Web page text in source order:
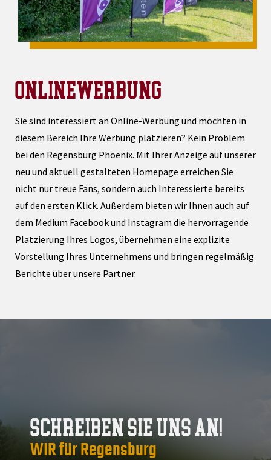
ONLINEWERBUNG
Sie sind interessiert an Online-Werbung und möchten in
diesem Bereich Ihre Werbung platzieren? Kein Problem
bei den Regensburg Phoenix. Mit Ihrer Anzeige auf unserer
neu und aktuell gestalteten Homepage erreichen Sie
nicht nur treue Fans, sondern auch Interessierte bereits
auf den ersten Klick. Außerdem bieten wir Ihnen auch auf
dem Medium Facebook und Instagram die hervorragende
Platzierung Ihres Logos, übernehmen eine explizite
Vorstellung Ihres Unternehmens und bringen regelmäßig
Berichte über unsere Partner.
SCHREIBEN SIE UNS AN!
WIR für Regensburg